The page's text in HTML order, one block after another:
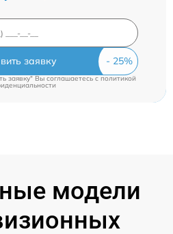
заявку
заявку" Вы соглашаетесь cполитикой
модели